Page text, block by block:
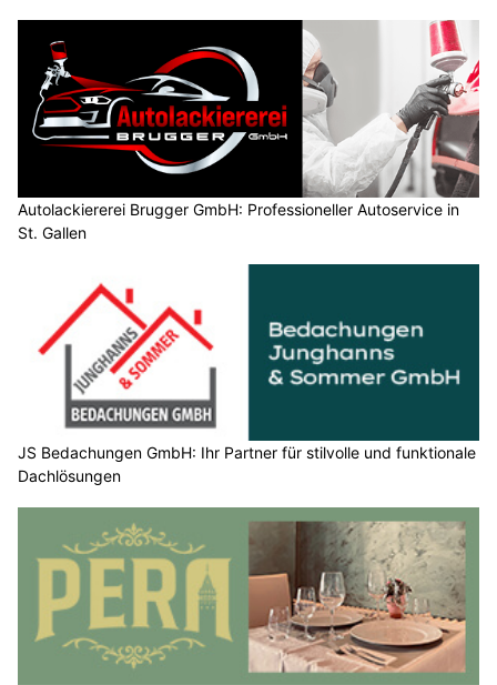
Autolackiererei Brugger GmbH: Professioneller Autoservice in
St. Gallen
JS Bedachungen GmbH: Ihr Partner für stilvolle und funktionale
Dachlösungen